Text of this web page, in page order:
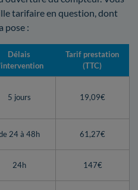
tarifaire en question, dont
pose :
Délais
Tarif prestation
(TTC)
5 jours 19,09€
24 à 48h 61,27€
24h 147€